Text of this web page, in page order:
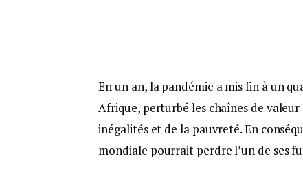
En un an, la pandémie a mis fin à un
Afrique, perturbé les chaînes de
inégalités et de la pauvreté. En
mondiale pourrait perdre l’un de ses